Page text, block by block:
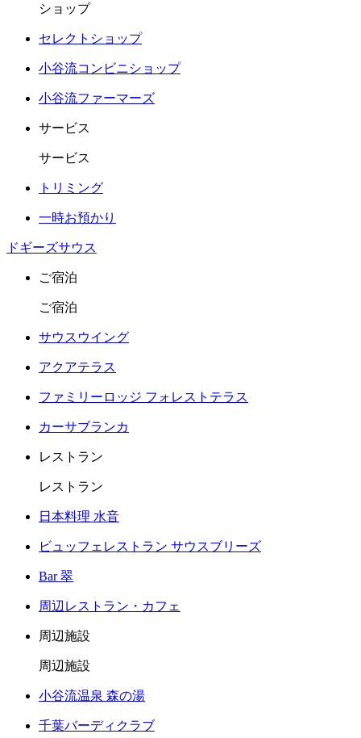
ショップ
セレクトショップ
小谷流コンビニショップ
小谷流ファーマーズ
サービス
サービス
トリミング
一時お預かり
ドギーズサウス
ご宿泊
ご宿泊
サウスウイング
アクアテラス
ファミリーロッジ フォレストテラス
カーサブランカ
レストラン
レストラン
日本料理 水音
ビュッフェレストラン サウスブリーズ
Bar 翠
周辺レストラン・カフェ
周辺施設
周辺施設
小谷流温泉 森の湯
千葉バーディクラブ